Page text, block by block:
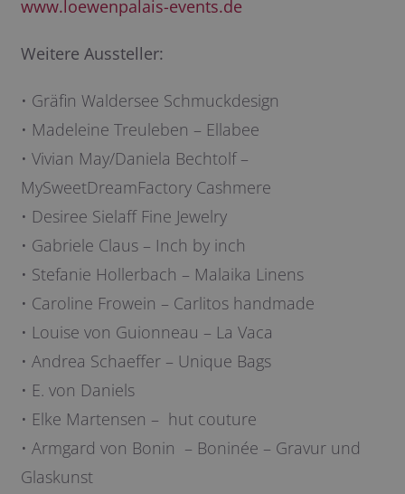
www.loewenpalais-events.de
Weitere Aussteller:
• Gräfin Waldersee Schmuckdesign
• Madeleine Treuleben – Ellabee
• Vivian May/Daniela Bechtolf –
MySweetDreamFactory Cashmere
• Desiree Sielaff Fine Jewelry
• Gabriele Claus – Inch by inch
• Stefanie Hollerbach – Malaika Linens
• Caroline Frowein – Carlitos handmade
• Louise von Guionneau – La Vaca
• Andrea Schaeffer – Unique Bags
• E. von Daniels
• Elke Martensen – hut couture
• Armgard von Bonin – Boninée – Gravur und
Glaskunst